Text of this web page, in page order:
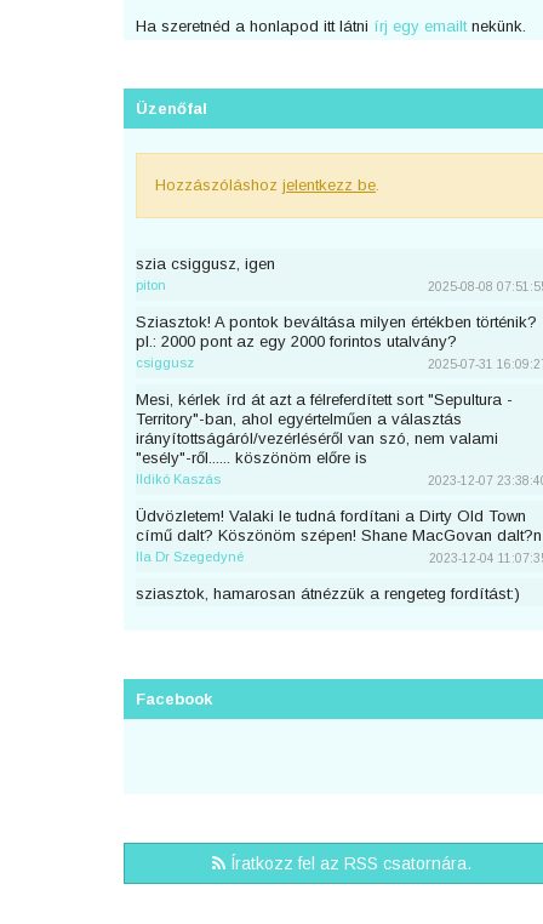
Ha szeretnéd a honlapod itt látni írj egy emailtnekünk.
Üzenőfal
Hozzászóláshoz jelentkezz be
szia csiggusz, igen
piton 2025-08-08
Sziasztok! A pontok beváltása milyen értékben történik?
pl.: 2000 pont az egy 2000 forintos utalvány?
csiggusz 2025-07-31
Mesi, kérlek írd át azt a félreferdített sort "Sepultura -
Territory"-ban, ahol egyértelműen a választás
irányítottságáról/vezérléséről van szó, nem valami
"esély"-ről...... köszönöm előre is
Ildikó Kaszás 2023-12-07
Üdvözletem! Valaki le tudná fordítani a Dirty Old Town
című dalt? Köszönöm szépen! Shane MacGovan dalt?n
Ila Dr Szegedyné 2023-12-04
sziasztok, hamarosan átnézzük a rengeteg fordítást:)
előtte. Át lehetne még írni a nevemre? Köszi <3
Sziasztok, én küldtem be most Taylor Swifttől a Great
War című számot, de véletlen nem voltam bejelentkezve.
A nevemre lehetne írni?
Facebook
Íratkozz fel az RSS csatornára.